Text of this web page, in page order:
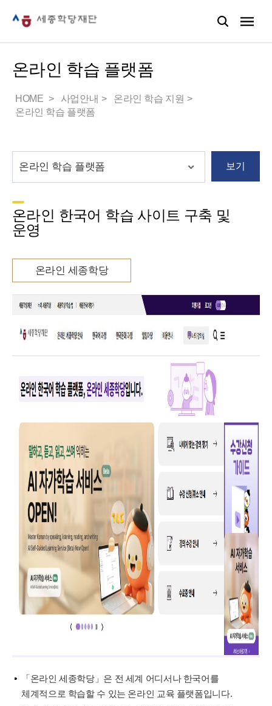
온라인 학습 플랫폼
HOME 사업안내
온라인 학습 지원
온라인 학습 플랫폼
보기
온라인 한국어 학습 사이트 구축 및
운영
온라인 세종학당
「온라인 세종학당」은 전 세계 어디서나 한국어를
체계적으로 학습할 수 있는 온라인 교육 플랫폼입니다.